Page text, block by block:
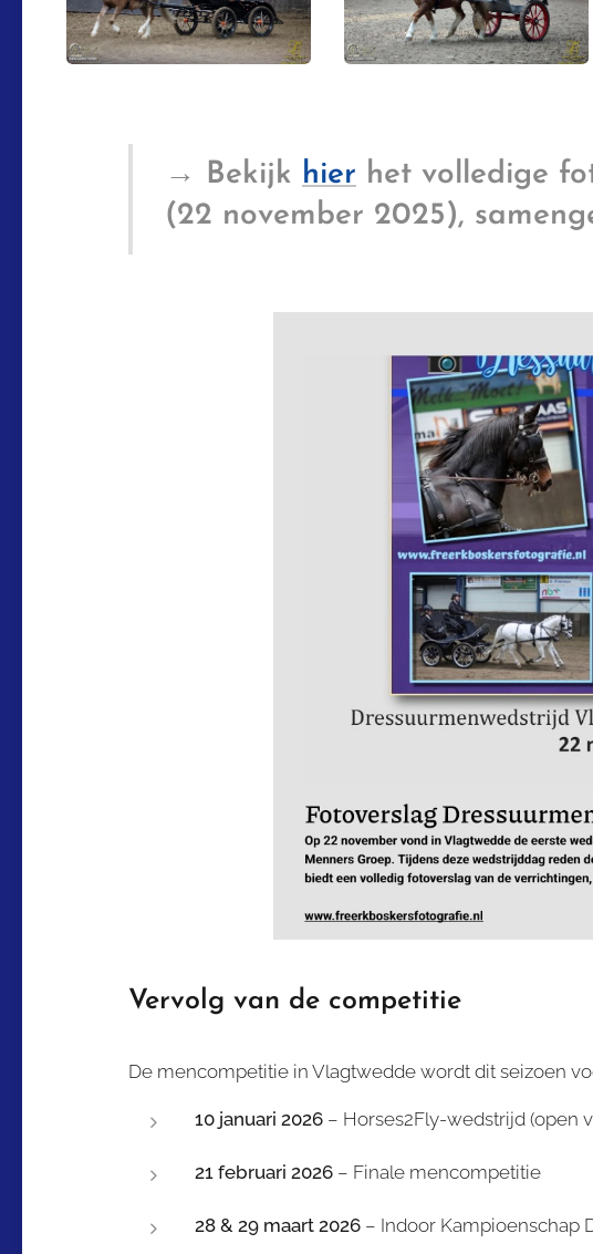
→ Bekijk hier het volledige
(22 november 2025),
Vervolg van de competitie
De mencompetitie in Vlagtwedde wordt dit seizoen
10 januari 2026 – Horses2Fly-wedstrijd (open
21 februari 2026 – Finale mencompetitie
28 & 29 maart 2026 – Indoor Kampioenschap